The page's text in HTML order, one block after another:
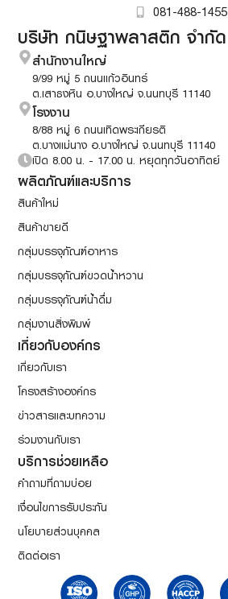
081-488-1455
บริษัท กนิษฐาพลาสติก จำกัด
สำนักงานใหญ่
9/99 หมู่ 5 ถนนแก้วอินทร์
ต.เสาธงหิน อ.บางใหญ่ จ.นนทบุรี 11140
โรงงาน
8/88 หมู่ 6 ถนนเทิดพระเกียรติ
ต.บางแม่นาง อ.บางใหญ่ จ.นนทบุรี 11140
เปิด 8.00 น. - 17.00 น. หยุดทุกวันอาทิตย์
ผลิตภัณฑ์และบริการ
สินค้าใหม่
สินค้าขายดี
กลุ่มบรรจุภัณฑ์อาหาร
กลุ่มบรรจุภัณฑ์ขวดน้ำหวาน
กลุ่มบรรจุภัณฑ์น้ำดื่ม
กลุ่มงานสิ่งพิมพ์
เกี่ยวกับองค์กร
เกี่ยวกับเรา
โครงสร้างองค์กร
ข่าวสารและบทความ
ร่วมงานกับเรา
บริการช่วยเหลือ
คำถามที่ถามบ่อย
เงื่อนไขการรับประกัน
นโยบายส่วนบุคคล
ติดต่อเรา